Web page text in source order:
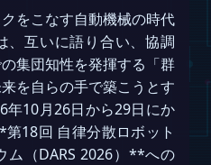
をこなす自動機械の時代
、互いに語り合い、協調
集団知性を発揮する「群
を自らの手で築こうとす
年10月26日から29日にか
18回 自律分散ロボット
ム（DARS 2026）**への